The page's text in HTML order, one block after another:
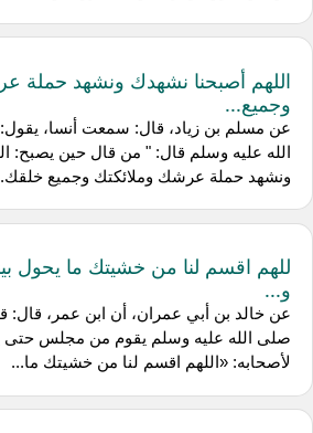
اللهم أصبحنا نشهدك ونشهد حملة
وجميع...
عن مسلم بن زياد، قال: سمعت أنسا،
الله عليه وسلم قال: " من قال حين يصبح:
ونشهد حملة عرشك وملائكتك وجميع
للهم اقسم لنا من خشيتك ما يحول
و...
عن خالد بن أبي عمران، أن ابن عمر، قال:
صلى الله عليه وسلم يقوم من مجلس حتى
لأصحابه: «اللهم اقسم لنا من خشيتك ما...